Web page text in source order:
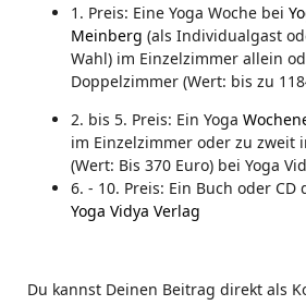
1. Preis: Eine Yoga Woche bei
Meinberg (als Individualgast
Wahl) im Einzelzimmer allein
Doppelzimmer (Wert: bis zu
2. bis 5. Preis: Ein Yoga
im Einzelzimmer oder zu zweit
(Wert: Bis 370 Euro) bei Yoga
6. - 10. Preis: Ein Buch oder
Yoga Vidya Verlag
Du kannst Deinen Beitrag direkt als